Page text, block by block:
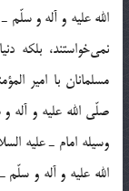
الله عليه و آله و
مسلمانان با امير
صلّي الله عليه و آله
وسيله امام ـ عليه
الله عليه و آله و